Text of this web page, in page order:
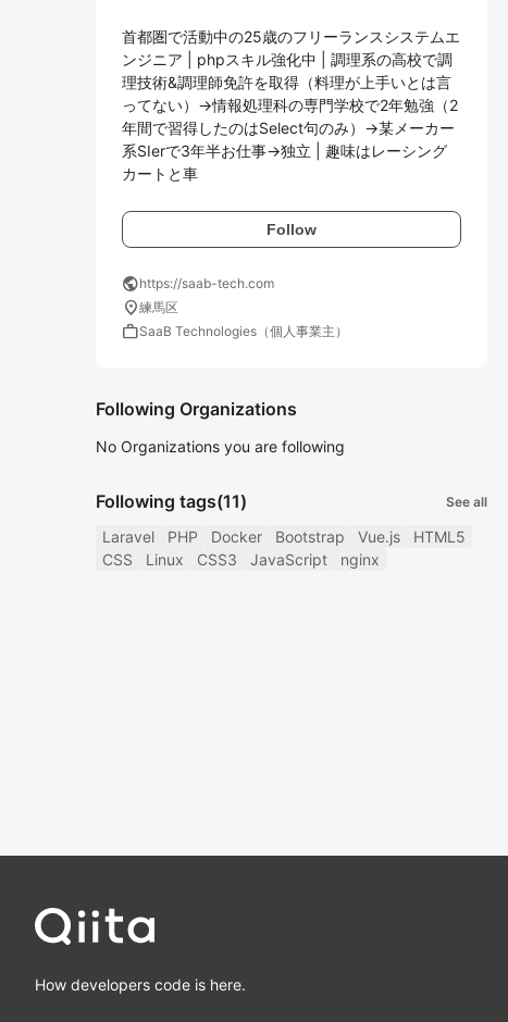
首都圏で活動中の25歳のフリーランスシステムエ
ンジニア | phpスキル強化中 | 調理系の高校で調
理技術&調理師免許を取得（料理が上手いとは言
ってない）→情報処理科の専門学校で2年勉強（2
年間で習得したのはSelect句のみ）→某メーカー
系SIerで3年半お仕事→独立 | 趣味はレーシング
カートと車
Follow
publichttps://saab-tech.com
location_on練馬区
workSaaB Technologies（個人事業主）
Following Organizations
No Organizations you are following
Following tags(11) See all
Laravel PHP Docker Bootstrap Vue.js
HTML5
CSS
Linux CSS3 JavaScript nginx
How developers code is here.